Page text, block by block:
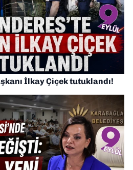
İlkay Çiçek tutuklandı!